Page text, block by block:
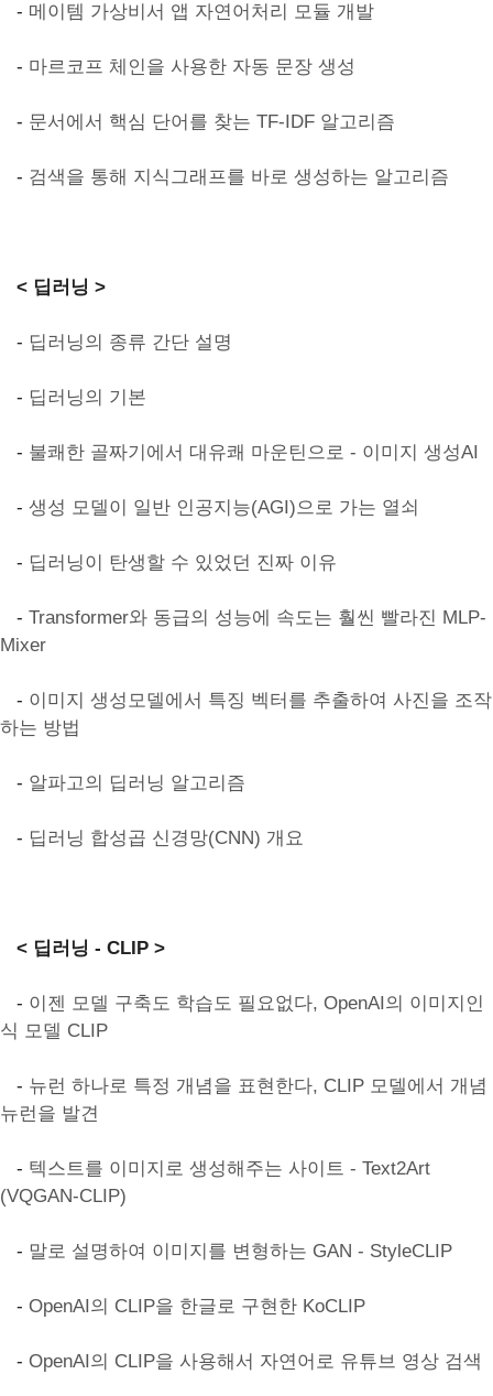
- 메이템 가상비서 앱 자연어처리 모듈 개발
- 마르코프 체인을 사용한 자동 문장 생성
- 문서에서 핵심 단어를 찾는 TF-IDF 알고리즘
- 검색을 통해 지식그래프를 바로 생성하는 알고리즘
< 딥러닝 >
- 딥러닝의 종류 간단 설명
- 딥러닝의 기본
- 불쾌한 골짜기에서 대유쾌 마운틴으로 - 이미지 생성AI
- 생성 모델이 일반 인공지능(AGI)으로 가는 열쇠
- 딥러닝이 탄생할 수 있었던 진짜 이유
- Transformer와 동급의 성능에 속도는 훨씬 빨라진 MLP-
Mixer
- 이미지 생성모델에서 특징 벡터를 추출하여 사진을 조작
하는 방법
- 알파고의 딥러닝 알고리즘
- 딥러닝 합성곱 신경망(CNN) 개요
< 딥러닝 - CLIP >
- 이젠 모델 구축도 학습도 필요없다, OpenAI의 이미지인
식 모델 CLIP
- 뉴런 하나로 특정 개념을 표현한다, CLIP 모델에서 개념
뉴런을 발견
- 텍스트를 이미지로 생성해주는 사이트 - Text2Art
(VQGAN-CLIP)
- 말로 설명하여 이미지를 변형하는 GAN - StyleCLIP
- OpenAI의 CLIP을 한글로 구현한 KoCLIP
- OpenAI의 CLIP을 사용해서 자연어로 유튜브 영상 검색